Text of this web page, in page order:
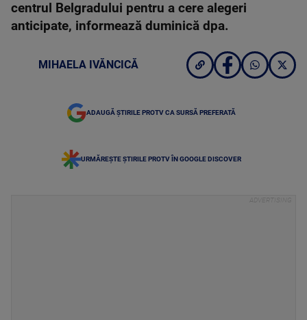
centrul Belgradului pentru a cere alegeri
anticipate, informează duminică dpa.
MIHAELA IVĂNCICĂ
ADAUGĂ ȘTIRILE PROTV CA SURSĂ PREFERATĂ
URMĂREȘTE ȘTIRILE PROTV ÎN GOOGLE DISCOVER